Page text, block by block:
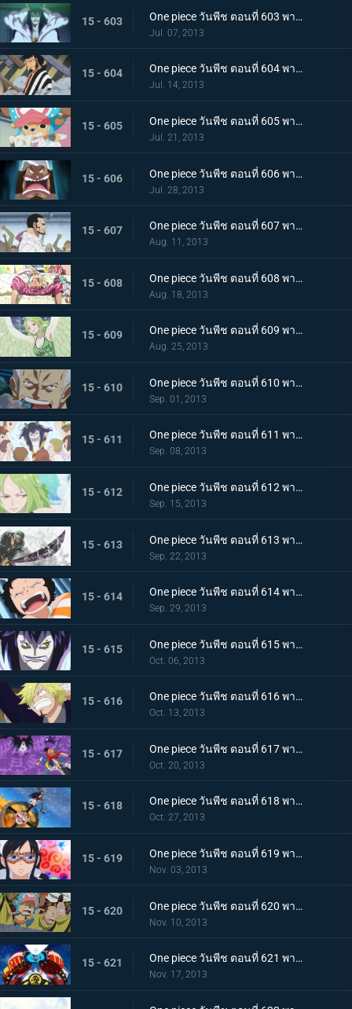
15 - 603 One piece วันพีช ตอนที่ 603 พากย์ไทย เปิดฉากตอบโต้! ลูฟี่ ลอว์หลบหนีครั้งใหญ่
Jul. 07, 2013
15 - 604 One piece วันพีช ตอนที่ 604 พากย์ไทย มุ่งสู่อาคาร R! พันธมิตรโจรสลัดบุกโจมตี
Jul. 14, 2013
15 - 605 One piece วันพีช ตอนที่ 605 พากย์ไทย น้ำตาของทาชิงิ! แผนบุกทะลวงด้วยชีวิตของ G5
Jul. 21, 2013
15 - 606 One piece วันพีช ตอนที่ 606 พากย์ไทย พลเรือโทผู้ทรยศ! ไม้ไผ่ปีศาจ เวอร์โก้!
Jul. 28, 2013
15 - 607 One piece วันพีช ตอนที่ 607 พากย์ไทย การต่อสู้สุดดุเดือด ลูฟี่ ปะทะ ซีซาร์
Aug. 11, 2013
15 - 608 One piece วันพีช ตอนที่ 608 พากย์ไทย ผู้ชักใยในเงามืด! โดฟลามิงโก้ เริ่มเคลื่อนไหว!
Aug. 18, 2013
15 - 609 One piece วันพีช ตอนที่ 609 พากย์ไทย ลูฟี่แข็งตาย!? โมเน่ สาวหิมะผู้น่ากลัว!
Aug. 25, 2013
15 - 610 One piece วันพีช ตอนที่ 610 พากย์ไทย ปะทะกำปั้น! การต่อสู้ของ 2 พลเรือโท
Sep. 01, 2013
15 - 611 One piece วันพีช ตอนที่ 611 พากย์ไทย มังกรน้อย! โมโมโนะซูเกะ ปรากฏตัว
Sep. 08, 2013
15 - 612 One piece วันพีช ตอนที่ 612 พากย์ไทย เสี่ยงตายกลางพายุหิมะ กลุ่มหมวกฟางปะทะสาวหิมะ
Sep. 15, 2013
15 - 613 One piece วันพีช ตอนที่ 613 พากย์ไทย ระเบิดท่าไม้ตาย! วิชาดาบเดียวไร้เทียมทานของโซโล!
Sep. 22, 2013
15 - 614 One piece วันพีช ตอนที่ 614 พากย์ไทย ปกป้องเพื่อนไว้! โมช่าวิ่งหนีสุดชีวิต
Sep. 29, 2013
15 - 615 One piece วันพีช ตอนที่ 615 พากย์ไทย ความโศกเศร้าของหนวดน้ำตาล! หนึ่งหมัดแห่งความโกรธของลูฟี่
Oct. 06, 2013
15 - 616 One piece วันพีช ตอนที่ 616 พากย์ไทย บทสรุปอันน่าตกใจ!!! สโมคเกอร์ ปะทะ เวอร์โก้!
Oct. 13, 2013
15 - 617 One piece วันพีช ตอนที่ 617 พากย์ไทย บดขยี้ซีซาร์! กริซลี่แม็กนั่มอันไร้เทียมทาน
Oct. 20, 2013
15 - 618 One piece วันพีช ตอนที่ 618 พากย์ไทย บุกโจมตี! มือสังหารจากเดรสโรซ่า
Oct. 27, 2013
15 - 619 One piece วันพีช ตอนที่ 619 พากย์ไทย อาละวาดสุดเหวี่ยง! แฟรงกี้โชกุนผู้ไร้เทียมทาน
Nov. 03, 2013
15 - 620 One piece วันพีช ตอนที่ 620 พากย์ไทย ไร้ทางหนีรอด! พังค์ฮาซาร์ดระเบิดครั้งใหญ่
Nov. 10, 2013
15 - 621 One piece วันพีช ตอนที่ 621 พากย์ไทย จับกุมซีซาร์ ระเบิดเจเนรัลแคนนอน
Nov. 17, 2013